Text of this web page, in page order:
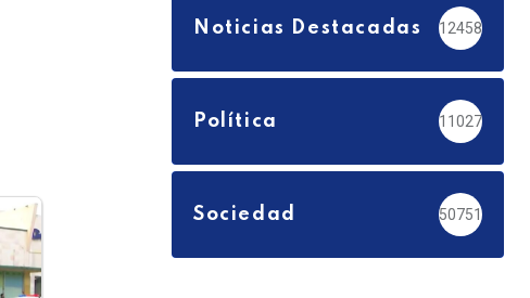
Noticias Destacadas 12458
Política 11027
Sociedad 50751